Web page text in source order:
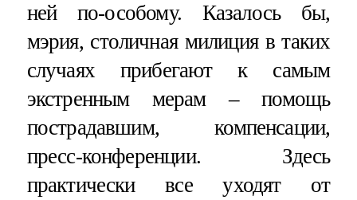
ней по-особому. Казалось бы,
мэрия, столичная милиция в таких
случаях прибегают к самым
экстренным мерам – помощь
пострадавшим, компенсации,
пресс-конференции. Здесь
практически все уходят от